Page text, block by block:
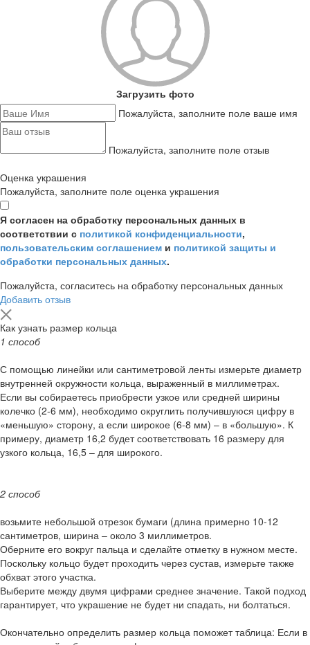
Загрузить фото
Пожалуйста, заполните поле ваше имя
Пожалуйста, заполните поле отзыв
Оценка украшения
Пожалуйста, заполните поле оценка украшения
Я согласен на обработку персональных данных в
соответствии с политикой конфиденциальности,
пользовательским соглашением и политикой защиты и
обработки персональных данных.
Пожалуйста, согласитесь на обработку персональных данных
Добавить отзыв
Как узнать размер кольца
1 способ
С помощью линейки или сантиметровой ленты измерьте диаметр
внутренней окружности кольца, выраженный в миллиметрах.
Если вы собираетесь приобрести узкое или средней ширины
колечко (2-6 мм), необходимо округлить получившуюся цифру в
«меньшую» сторону, а если широкое (6-8 мм) – в «большую». К
примеру, диаметр 16,2 будет соответствовать 16 размеру для
узкого кольца, 16,5 – для широкого.
2 способ
возьмите небольшой отрезок бумаги (длина примерно 10-12
сантиметров, ширина – около 3 миллиметров.
Оберните его вокруг пальца и сделайте отметку в нужном месте.
Поскольку кольцо будет проходить через сустав, измерьте также
обхват этого участка.
Выберите между двумя цифрами среднее значение. Такой подход
гарантирует, что украшение не будет ни спадать, ни болтаться.
Окончательно определить размер кольца поможет таблица: Если в